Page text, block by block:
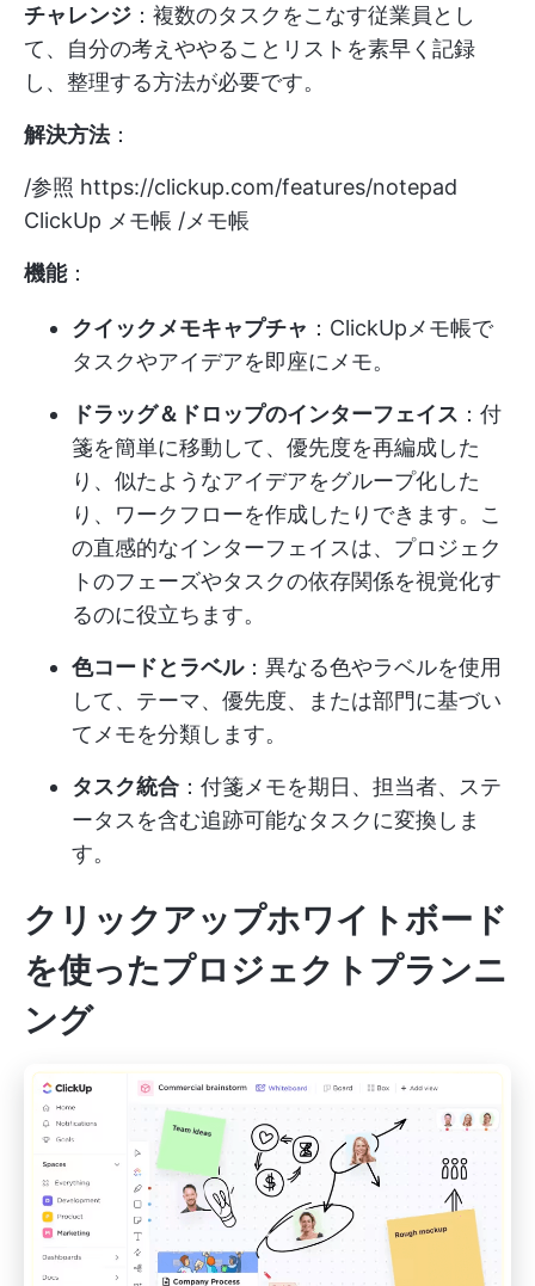
チャレンジ ：複数のタスクをこなす従業員とし
て、自分の考えややることリストを素早く記録
し、整理する方法が必要です。
解決方法：
/参照 https://clickup.com/features/notepad
ClickUp メモ帳 /メモ帳
機能：
クイックメモキャプチャ ：ClickUpメモ帳で
タスクやアイデアを即座にメモ。
ドラッグ＆ドロップのインターフェイス ：付
箋を簡単に移動して、優先度を再編成した
り、似たようなアイデアをグループ化した
り、ワークフローを作成したりできます。こ
の直感的なインターフェイスは、プロジェク
トのフェーズやタスクの依存関係を視覚化す
るのに役立ちます。
色コードとラベル：異なる色やラベルを使用
して、テーマ、優先度、または部門に基づい
てメモを分類します。
タスク統合 ：付箋メモを期日、担当者、ステ
ータスを含む追跡可能なタスクに変換しま
す。
クリックアップホワイトボード
を使ったプロジェクトプランニ
ング